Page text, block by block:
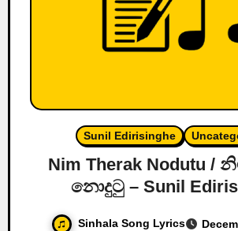
Sunil Edirisinghe
Nim Therak Nodutu /
නොදුටු – Sunil
Sinhala Song Lyrics